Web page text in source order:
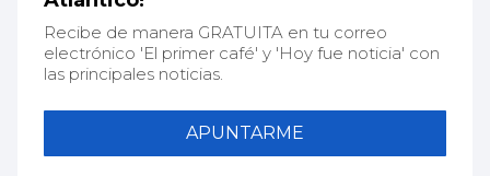
Recibe de manera GRATUITA en tu correo
electrónico 'El primer café' y 'Hoy fue noticia' con
las principales noticias.
APUNTARME